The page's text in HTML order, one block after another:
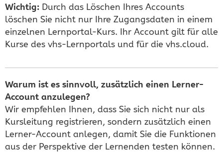
Wichtig: Durch das Löschen Ihres Accounts
löschen Sie nicht nur Ihre Zugangsdaten in einem
einzelnen Lernportal-Kurs. Ihr Account gilt für alle
Kurse des vhs-Lernportals und für die vhs.cloud.
Warum ist es sinnvoll, zusätzlich einen Lerner-
Account anzulegen?
Wir empfehlen Ihnen, dass Sie sich nicht nur als
Kursleitung registrieren, sondern zusätzlich einen
Lerner-Account anlegen, damit Sie die Funktionen
aus der Perspektive der Lernenden testen können.